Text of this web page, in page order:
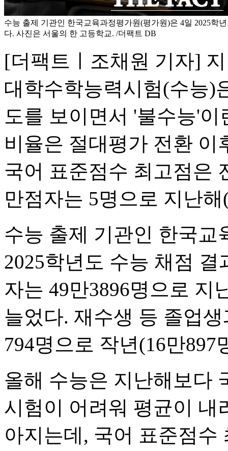
수능 출제 기관인 한국교육과정평가원(평가원)은 4일 2025학
다. 사진은 서울의 한 고등학교. /더팩트 DB
[더팩트ㅣ조채원 기자]
대학수학능력시험(수능)
도를 보이면서 '불수능'
비율은 절대평가 전환 이
국어 표준점수 최고점은
만점자는 5명으로 지난
수능 출제 기관인 한국교
2025학년도 수능 채점
자는 49만3896명으로 지
늘었다. 재수생 등 졸업
794명으로 작년(16만897
올해 수능은 지난해보다
시험이 어려워 평균이 내
아지는데, 국어 표준점수